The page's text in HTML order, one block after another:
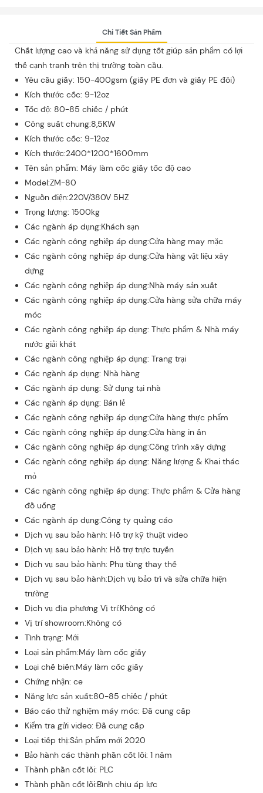
Chi Tiết Sản Phẩm
Chất lượng cao và khả năng sử dụng tốt giúp sản phẩm có lợi
thế cạnh tranh trên thị trường toàn cầu.
Yêu cầu giấy: 150-400gsm (giấy PE đơn và giấy PE đôi)
Kích thước cốc: 9-12oz
Tốc độ: 80-85 chiếc / phút
Công suất chung:8,5KW
Kích thước cốc: 9-12oz
Kích thước:2400*1200*1600mm
Tên sản phẩm: Máy làm cốc giấy tốc độ cao
Model:ZM-80
Nguồn điện:220V/380V 5HZ
Trọng lượng: 1500kg
Các ngành áp dụng:Khách sạn
Các ngành công nghiệp áp dụng:Cửa hàng may mặc
Các ngành công nghiệp áp dụng:Cửa hàng vật liệu xây
dựng
Các ngành công nghiệp áp dụng:Nhà máy sản xuất
Các ngành công nghiệp áp dụng:Cửa hàng sửa chữa máy
móc
Các ngành công nghiệp áp dụng: Thực phẩm & Nhà máy
nước giải khát
Các ngành công nghiệp áp dụng: Trang trại
Các ngành áp dụng: Nhà hàng
Các ngành áp dụng: Sử dụng tại nhà
Các ngành áp dụng: Bán lẻ
Các ngành công nghiệp áp dụng:Cửa hàng thực phẩm
Các ngành công nghiệp áp dụng:Cửa hàng in ấn
Các ngành công nghiệp áp dụng:Công trình xây dựng
Các ngành công nghiệp áp dụng: Năng lượng & Khai thác
mỏ
Các ngành công nghiệp áp dụng: Thực phẩm & Cửa hàng
đồ uống
Các ngành áp dụng:Công ty quảng cáo
Dịch vụ sau bảo hành: Hỗ trợ kỹ thuật video
Dịch vụ sau bảo hành: Hỗ trợ trực tuyến
Dịch vụ sau bảo hành: Phụ tùng thay thế
Dịch vụ sau bảo hành:Dịch vụ bảo trì và sửa chữa hiện
trường
Dịch vụ địa phương Vị trí:Không có
Vị trí showroom:Không có
Tình trạng: Mới
Loại sản phẩm:Máy làm cốc giấy
Loại chế biến:Máy làm cốc giấy
Chứng nhận: ce
Năng lực sản xuất:80-85 chiếc / phút
Báo cáo thử nghiệm máy móc: Đã cung cấp
Kiểm tra gửi video: Đã cung cấp
Loại tiếp thị:Sản phẩm mới 2020
Bảo hành các thành phần cốt lõi: 1 năm
Thành phần cốt lõi: PLC
Thành phần cốt lõi:Bình chịu áp lực